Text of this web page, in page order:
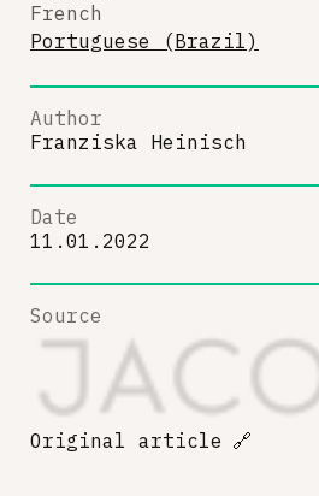
French
Portuguese (Brazil)
Author
Franziska Heinisch
Date
11.01.2022
Source
Original article 🔗